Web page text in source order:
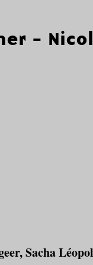
-
Sacha